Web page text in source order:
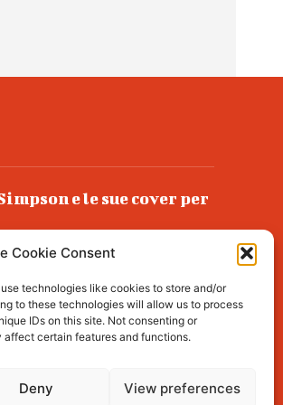
Cookie Consent
technologies like cookies to store and/or
to these technologies will allow us to process
IDs on this site. Not consenting or
certain features and functions.
Deny View preferences
e le sue cover per
e schedature
ha condannato